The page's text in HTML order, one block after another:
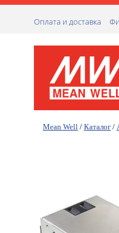
Оплата и доставка
Mean Well / Каталог /